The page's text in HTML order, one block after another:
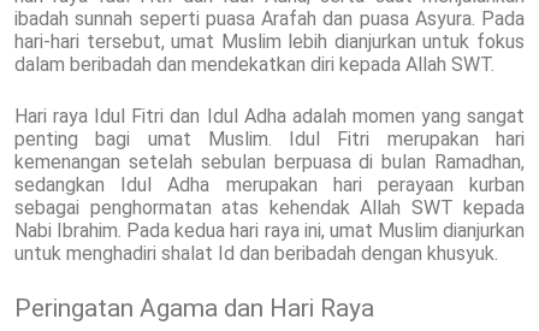
ibadah sunnah seperti puasa Arafah dan puasa Asyura. Pada
hari-hari tersebut, umat Muslim lebih dianjurkan untuk fokus
dalam beribadah dan mendekatkan diri kepada Allah SWT.
Hari raya Idul Fitri dan Idul Adha adalah momen yang sangat
penting bagi umat Muslim. Idul Fitri merupakan hari
kemenangan setelah sebulan berpuasa di bulan Ramadhan,
sedangkan Idul Adha merupakan hari perayaan kurban
sebagai penghormatan atas kehendak Allah SWT kepada
Nabi Ibrahim. Pada kedua hari raya ini, umat Muslim dianjurkan
untuk menghadiri shalat Id dan beribadah dengan khusyuk.
Peringatan Agama dan Hari Raya